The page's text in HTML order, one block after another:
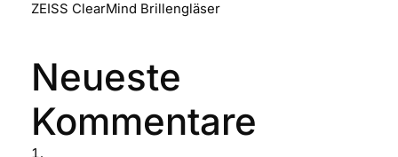
ZEISS ClearMind Brillengläser
Neueste
Kommentare